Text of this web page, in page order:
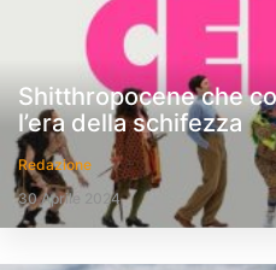
Shitthropocene che
l’era della schifezza
Redazione
30 Aprile 2024